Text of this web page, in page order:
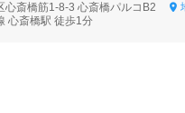
心斎橋筋1-8-3 心斎橋パルコB2
心斎橋駅 徒歩1分